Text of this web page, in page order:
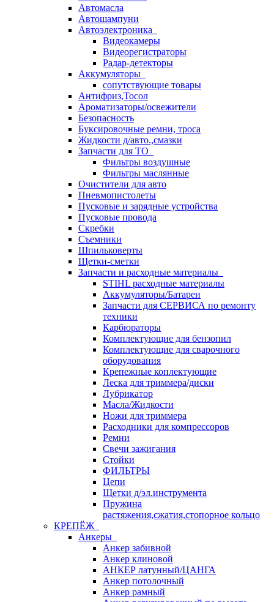
Автомасла
Автошампуни
Автоэлектроника
Видеокамеры
Видеорегистраторы
Радар-детекторы
Аккумуляторы
сопутствующие товары
Антифриз,Тосол
Ароматизаторы/освежители
Безопасность
Буксировочные ремни, троса
Жидкости д/авто.,смазки
Запчасти для ТО
Фильтры воздушные
Фильтры маслянные
Очистители для авто
Пневмопистолеты
Пусковые и зарядные устройства
Пусковые провода
Скребки
Съемники
Шпильковерты
Щетки-сметки
Запчасти и расходные материалы
STIHL расходные материалы
Аккумуляторы/Батареи
Запчасти для СЕРВИСА по ремонту
техники
Карбюраторы
Комплектующие для бензопил
Комплектующие для сварочного
оборудования
Крепежные коплектующие
Леска для триммера/диски
Лубрикатор
Масла/Жидкости
Ножи для триммера
Расходники для компрессоров
Ремни
Свечи зажигания
Стойки
ФИЛЬТРЫ
Цепи
Щетки д/эл.инструмента
Пружина
растяжения,сжатия,стопорное кольцо
КРЕПЁЖ
Анкеры
Анкер забивной
Анкер клиновой
АНКЕР латунный/ЦАНГА
Анкер потолочный
Анкер рамный